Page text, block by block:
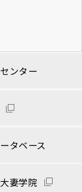
ンター
タベース
妻学院